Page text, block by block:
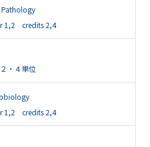
Pathology
1,2 credits 2,4
・４単位
1,2 credits 2,4